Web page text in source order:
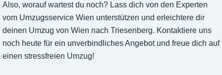
Also, worauf wartest du noch? Lass dich von den Experten
vom Umzugsservice Wien unterstützen und erleichtere dir
deinen Umzug von Wien nach Triesenberg. Kontaktiere uns
noch heute für ein unverbindliches Angebot und freue dich auf
einen stressfreien Umzug!